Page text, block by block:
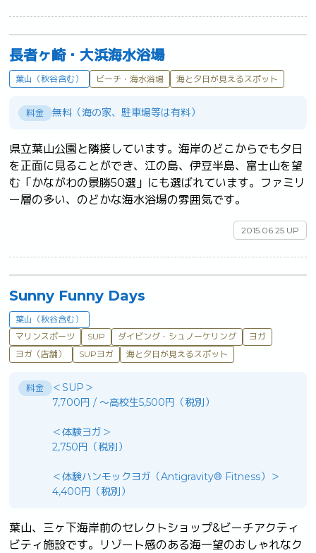
長者ヶ崎・大浜海水浴場
葉山（秋谷含む） ビーチ・海水浴場 海と夕日が見えるスポット
料金 無料（海の家、駐車場等は有料）
県立葉山公園と隣接しています。海岸のどこからでも夕日
を正面に見ることができ、江の島、伊豆半島、富士山を望
む「かながわの景勝50選」にも選ばれています。ファミリ
2015.06.25 UP
Sunny Funny Days
葉山（秋谷含む）
マリンスポーツ
SUP ダイビング・シュノーケリング
ヨガ
ヨガ（店舗）
SUPヨガ 海と夕日が見えるスポット
料金
＜SUP＞
7,700円 / ～高校生5,500円（税別）
＜体験ヨガ＞
2,750円（税別）
＜体験ハンモックヨガ（Antigravity® Fitness）＞
4,400円（税別）
葉山、三ヶ下海岸前のセレクトショップ&ビーチアクティ
ビティ施設です。リゾート感のある海一望のおしゃれなク